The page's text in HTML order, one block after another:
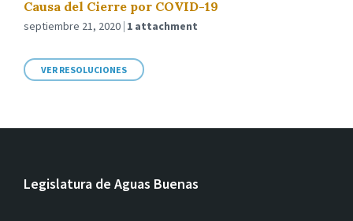
Causa del Cierre por COVID-19
septiembre 21, 2020 1 attachment
VER RESOLUCIONES
Legislatura de Aguas Buenas